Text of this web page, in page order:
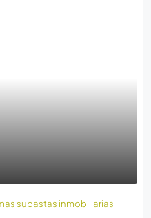
subastas inmobiliarias